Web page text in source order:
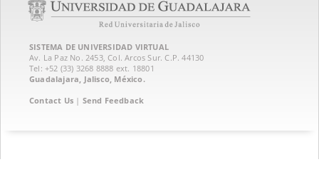
SISTEMA DE UNIVERSIDAD VIRTUAL
Av. La Paz No. 2453, Col. Arcos Sur. C.P. 44130
Tel: +52 (33) 3268 8888‏ ext. 18801
Guadalajara, Jalisco, México.
Contact Us | Send Feedback